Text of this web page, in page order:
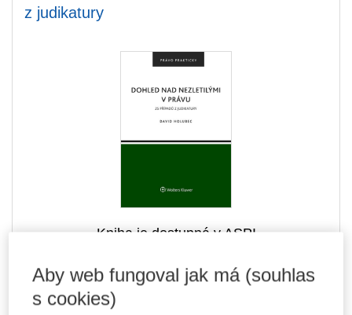
z judikatury
Kniha je dostupná v ASPI
Tištěná kniha
Aby web fungoval jak má (souhlas
s cookies)